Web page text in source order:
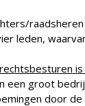
leden,
een groot
door